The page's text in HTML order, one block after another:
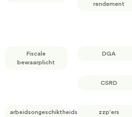
rendement
Fiscale
bewaarplicht
DGA
CSRD
arbeidsongeschiktheidsverzekeringzzp'ers